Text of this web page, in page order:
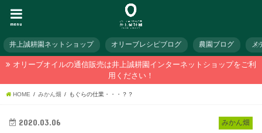
menu
井上誠耕園ネットショップ オリーブレシピブログ 農園ブログ メ
オリーブオイルの通信販売は井上誠耕園インターネットショップをご利
用ください！
HOME みかん畑 もぐらの仕業・・・？？
みかん畑
2020.03.06